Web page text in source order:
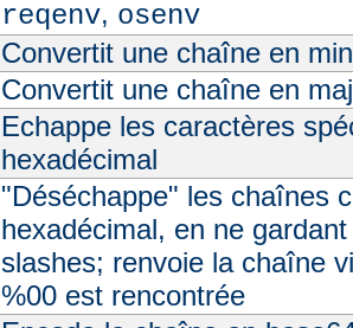
reqenv, osenv
Convertit une chaîne en
Convertit une chaîne en
Echappe les caractères
hexadécimal
"Déséchappe" les chaînes
hexadécimal, en ne
slashes; renvoie la chaîne
%00 est rencontrée